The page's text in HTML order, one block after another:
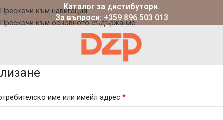
Прескочи към навигация
Прескочи към основното съдържание
Каталог за дистибутори.
За въпроси: +359 896 503 013
име или имейл адрес *